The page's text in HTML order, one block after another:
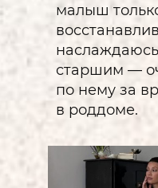
малыш
старшим —
по нему за
в роддоме.